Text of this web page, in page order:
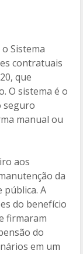
Sistema
contratuais
que
O sistema é o
seguro
manual ou
aos
da
pública. A
do benefício
firmaram
do
em um